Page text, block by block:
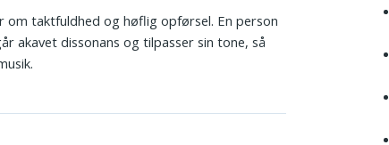
om taktfuldhed og høflig opførsel. En person
akavet dissonans og tilpasser sin tone, så